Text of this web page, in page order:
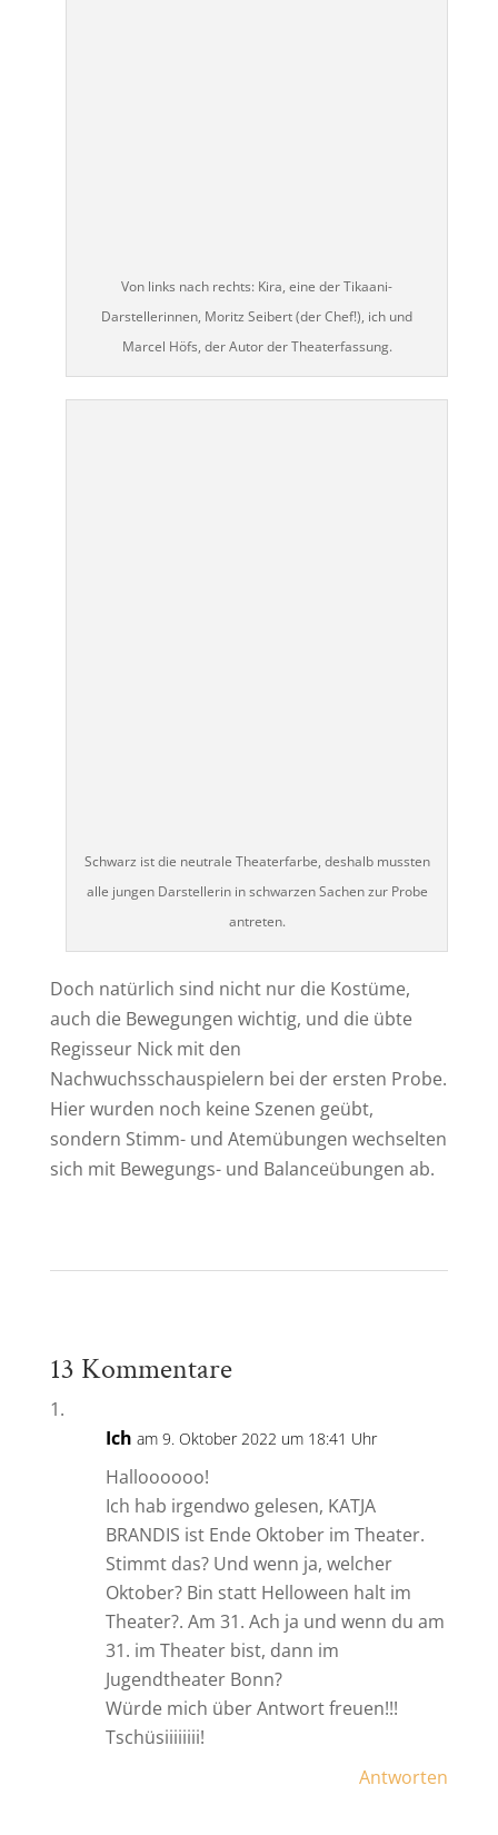
Von links nach rechts: Kira, eine der Tikaani-
Darstellerinnen, Moritz Seibert (der Chef!), ich und
Marcel Höfs, der Autor der Theaterfassung.
Schwarz ist die neutrale Theaterfarbe, deshalb mussten
alle jungen Darstellerin in schwarzen Sachen zur Probe
antreten.
Doch natürlich sind nicht nur die Kostüme,
auch die Bewegungen wichtig, und die übte
Regisseur Nick mit den
Nachwuchsschauspielern bei der ersten Probe.
Hier wurden noch keine Szenen geübt,
sondern Stimm- und Atemübungen wechselten
sich mit Bewegungs- und Balanceübungen ab.
13 Kommentare
Ich am 9. Oktober 2022 um 18:41 Uhr
Halloooooo!
Ich hab irgendwo gelesen, KATJA
BRANDIS ist Ende Oktober im Theater.
Stimmt das? Und wenn ja, welcher
Oktober? Bin statt Helloween halt im
Theater?. Am 31. Ach ja und wenn du am
31. im Theater bist, dann im
Jugendtheater Bonn?
Würde mich über Antwort freuen!!!
Tschüsiiiiiiii!
Antworten